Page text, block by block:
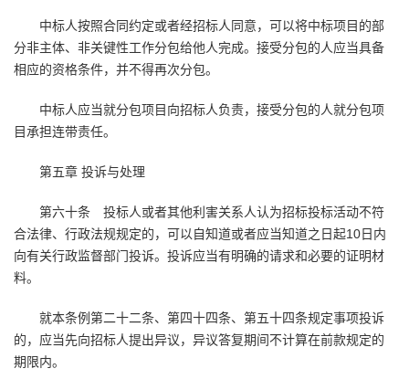
中标人按照合同约定或者经招标人同意，可以将中标项目的部
分非主体、非关键性工作分包给他人完成。接受分包的人应当具备
相应的资格条件，并不得再次分包。
中标人应当就分包项目向招标人负责，接受分包的人就分包项
目承担连带责任。
第五章 投诉与处理
第六十条 投标人或者其他利害关系人认为招标投标活动不符
合法律、行政法规规定的，可以自知道或者应当知道之日起10日内
向有关行政监督部门投诉。投诉应当有明确的请求和必要的证明材
料。
就本条例第二十二条、第四十四条、第五十四条规定事项投诉
的，应当先向招标人提出异议，异议答复期间不计算在前款规定的
期限内。